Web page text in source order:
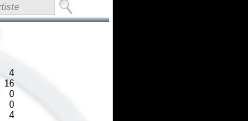
4
16
0
0
4